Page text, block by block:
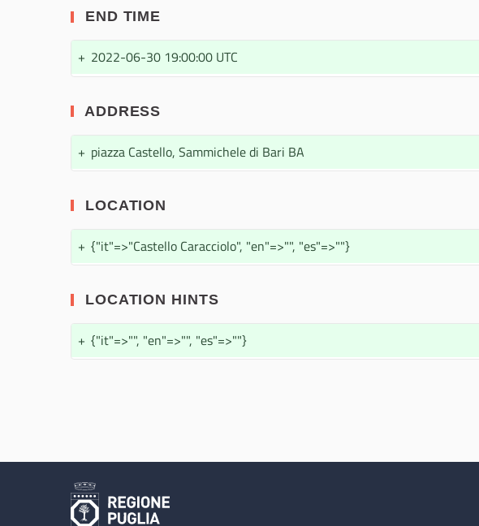
END TIME
+ 2022-06-30 19:00:00 UTC
ADDRESS
+ piazza Castello, Sammichele di Bari BA
LOCATION
+ {"it"=>"Castello Caracciolo", "en"=>"", "es"=>""}
LOCATION HINTS
+ {"it"=>"", "en"=>"", "es"=>""}